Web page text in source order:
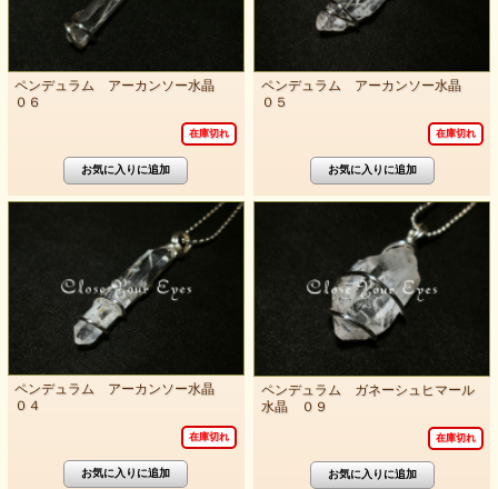
ペンデュラム アーカンソー水晶
０６
在庫切れ
ペンデュラム アーカンソー水晶
０５
在庫切れ
ペンデュラム アーカンソー水晶
０４
在庫切れ
ペンデュラム ガネーシュヒマール
水晶 ０９
在庫切れ